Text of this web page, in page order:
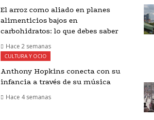
El arroz como aliado en planes
alimenticios bajos en
carbohidratos: lo que debes saber
Hace 2 semanas
CULTURA Y OCIO
Anthony Hopkins conecta con su
infancia a través de su música
Hace 4 semanas